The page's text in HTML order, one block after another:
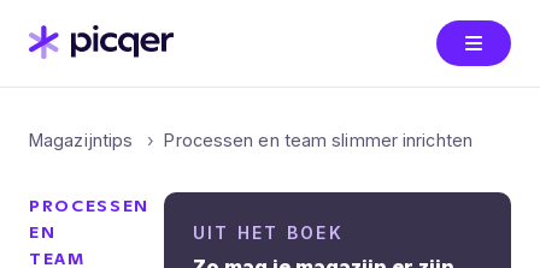
Magazijntips Processen en team slimmer inrichten
PROCESSEN
EN
TEAM
UIT HET BOEK